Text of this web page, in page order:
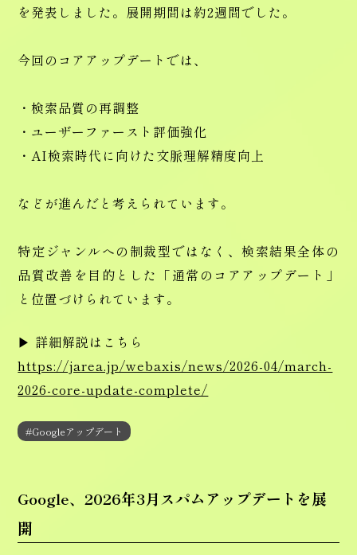
を発表しました。展開期間は約2週間でした。
今回のコアアップデートでは、
・検索品質の再調整
・ユーザーファースト評価強化
・AI検索時代に向けた文脈理解精度向上
などが進んだと考えられています。
特定ジャンルへの制裁型ではなく、検索結果全体の
品質改善を目的とした「通常のコアアップデート」
と位置づけられています。
▶ 詳細解説はこちら
https://jarea.jp/webaxis/news/2026-04/march-
2026-core-update-complete/
#Googleアップデート
Google、2026年3月スパムアップデートを展
開